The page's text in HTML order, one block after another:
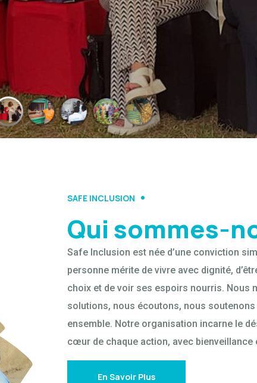
EN SAVOIR PLUS
SAFE INCLUSION
Qui sommes-
Safe Inclusion est née d’une conviction
personne mérite de vivre avec dignité,
choix et de voir ses espoirs nourris. Nous
solutions, nous écoutons, nous
ensemble. Notre organisation incarne le
cœur de chaque action, avec bienveillance
En Savoir Plus